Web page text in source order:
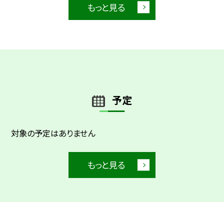
もっと見る
予定
対象の予定はありません
もっと見る